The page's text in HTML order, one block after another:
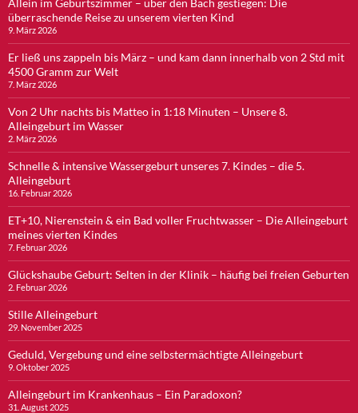
überraschende Reise zu unserem vierten Kind
9. März 2026
Er ließ uns zappeln bis März – und kam dann innerhalb von 2 Std mit
4500 Gramm zur Welt
7. März 2026
Von 2 Uhr nachts bis Matteo in 1:18 Minuten – Unsere 8.
Alleingeburt im Wasser
2. März 2026
Schnelle & intensive Wassergeburt unseres 7. Kindes – die 5.
Alleingeburt
16. Februar 2026
ET+10, Nierenstein & ein Bad voller Fruchtwasser – Die Alleingeburt
meines vierten Kindes
7. Februar 2026
Glückshaube Geburt: Selten in der Klinik – häufig bei freien Geburten
2. Februar 2026
Stille Alleingeburt
29. November 2025
Geduld, Vergebung und eine selbstermächtigte Alleingeburt
9. Oktober 2025
Alleingeburt im Krankenhaus – Ein Paradoxon?
31. August 2025